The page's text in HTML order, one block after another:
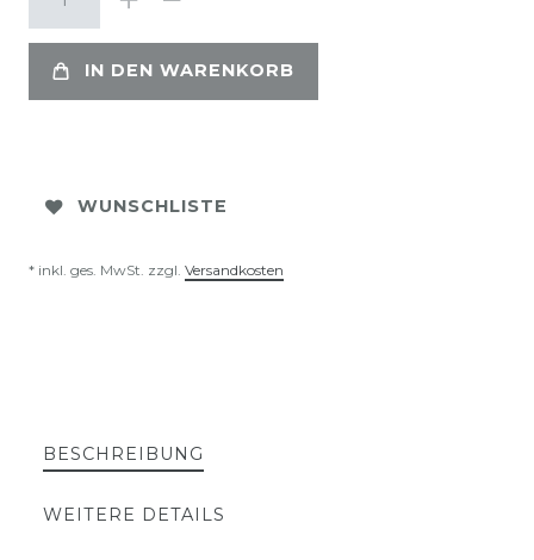
IN DEN WARENKORB
WUNSCHLISTE
* inkl. ges. MwSt. zzgl. Versandkosten
BESCHREIBUNG
WEITERE DETAILS